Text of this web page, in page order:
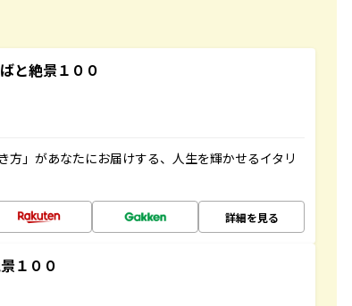
と絶景１００
」があなたにお届けする、人生を輝かせるイタリ
詳細を見る
１００